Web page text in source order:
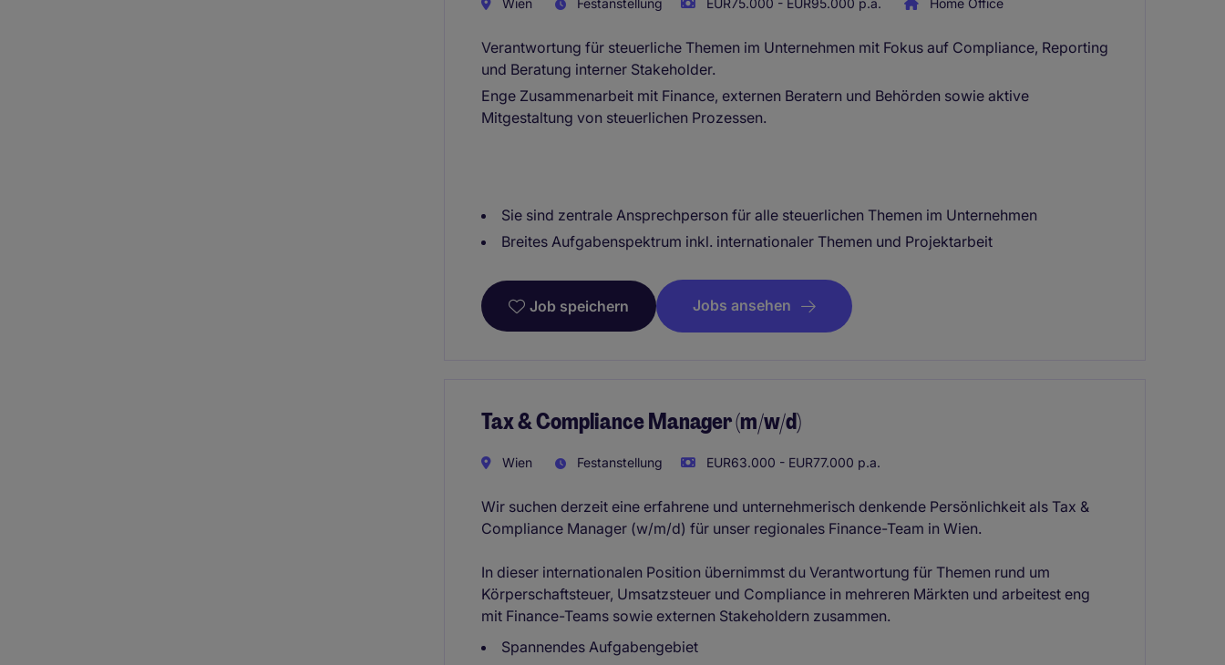
Wien Festanstellung EUR75.000 - EUR95.000 p.a. Home Office
Verantwortung für steuerliche Themen im Unternehmen mit Fokus auf Compliance, Reporting
und Beratung interner Stakeholder.
Enge Zusammenarbeit mit Finance, externen Beratern und Behörden sowie aktive
Mitgestaltung von steuerlichen Prozessen.
Sie sind zentrale Ansprechperson für alle steuerlichen Themen im Unternehmen
Breites Aufgabenspektrum inkl. internationaler Themen und Projektarbeit
Job speichern Jobs ansehen
Tax & Compliance Manager (m/w/d)
Wien Festanstellung EUR63.000 - EUR77.000 p.a.
Wir suchen derzeit eine erfahrene und unternehmerisch denkende Persönlichkeit als Tax &
Compliance Manager (w/m/d) für unser regionales Finance-Team in Wien.
In dieser internationalen Position übernimmst du Verantwortung für Themen rund um
Körperschaftsteuer, Umsatzsteuer und Compliance in mehreren Märkten und arbeitest eng
mit Finance-Teams sowie externen Stakeholdern zusammen.
Spannendes Aufgabengebiet